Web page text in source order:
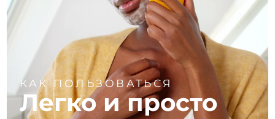
КАК ПОЛЬЗОВАТЬСЯ
Легко и просто